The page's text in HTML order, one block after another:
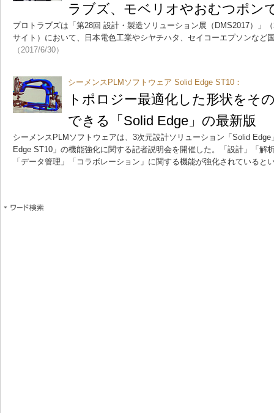
ラブズ、モベリオやおむつポン
プロトラブズは「第28回 設計・製造ソリューション展（DMS2017）」
サイト）において、日本電色工業やシヤチハタ、セイコーエプソンなど
（2017/6/30）
シーメンスPLMソフトウェア Solid Edge ST10：
トポロジー最適化した形状をそ
できる「Solid Edge」の最新版
シーメンスPLMソフトウェアは、3次元設計ソリューション「Solid
Edge ST10」の機能強化に関する記者説明会を開催した。「設計」「解
「データ管理」「コラボレーション」に関する機能が強化されていると